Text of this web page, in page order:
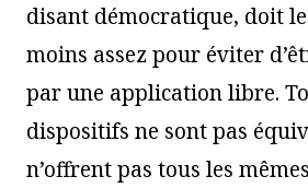
disant démocratique, doit
moins assez pour éviter
par une application libre.
dispositifs ne sont pas
n’offrent pas tous les